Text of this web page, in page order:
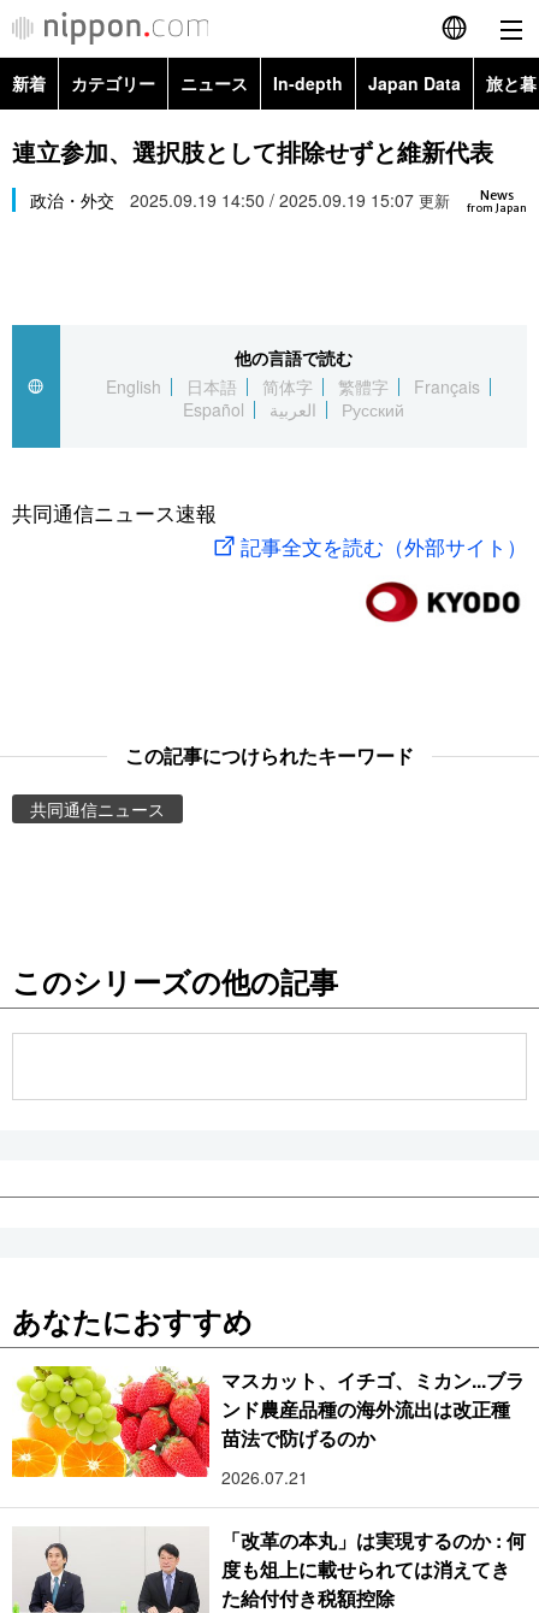
English
简体字
繁體字
العربية
社会
旅と暮らし
東京
新着 カテゴリー ニュース In-depth Japan Data 旅と
政治・外交
経済・ビジネス
社会
文化
科学・技術
暮らし
Topics
Images
お知らせ
連立参加、選択肢として排除せずと維新代表
News
from Japan
政治・外交 2025.09.19 14:50 / 2025.09.19 15:07 更新
他の言語で読む
English
日本語 简体字 繁體字
Français
Español
العربية Русский
共同通信ニュース速報
記事全文を読む（外部サイト）
この記事につけられたキーワード
共同通信ニュース
このシリーズの他の記事
あなたにおすすめ
マスカット、イチゴ、ミカン...ブラ
ンド農産品種の海外流出は改正種
苗法で防げるのか
2026.07.21
「改革の本丸」は実現するのか : 何
度も俎上に載せられては消えてき
た給付付き税額控除